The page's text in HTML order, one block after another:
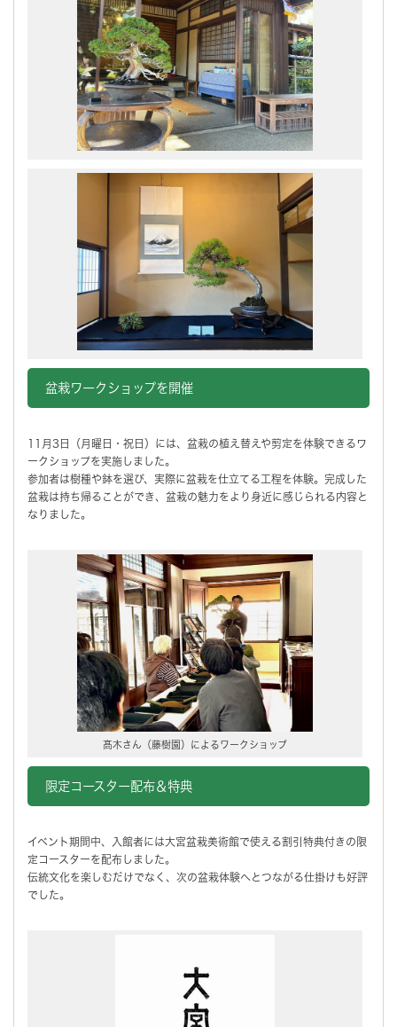
盆栽ワークショップを開催
11月3日（月曜日・祝日）には、盆栽の植え替えや剪定を体験できるワ
ークショップを実施しました。
参加者は樹種や鉢を選び、実際に盆栽を仕立てる工程を体験。完成した
盆栽は持ち帰ることができ、盆栽の魅力をより身近に感じられる内容と
なりました。
髙木さん（藤樹園）によるワークショップ
限定コースター配布＆特典
イベント期間中、入館者には大宮盆栽美術館で使える割引特典付きの限
定コースターを配布しました。
伝統文化を楽しむだけでなく、次の盆栽体験へとつながる仕掛けも好評
でした。